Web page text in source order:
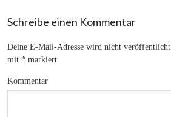
Schreibe einen Kommentar
Deine E-Mail-Adresse wird nicht veröffentlicht.
mit * markiert
Kommentar